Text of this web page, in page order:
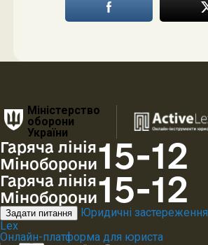
Міністерство
оборони
України
Гаряча лінія
Міноборони15-12
Гаряча лінія
Міноборони15-12
Задати питання
Юридичні застереження
Lex
Онлайн-платформа для юриста